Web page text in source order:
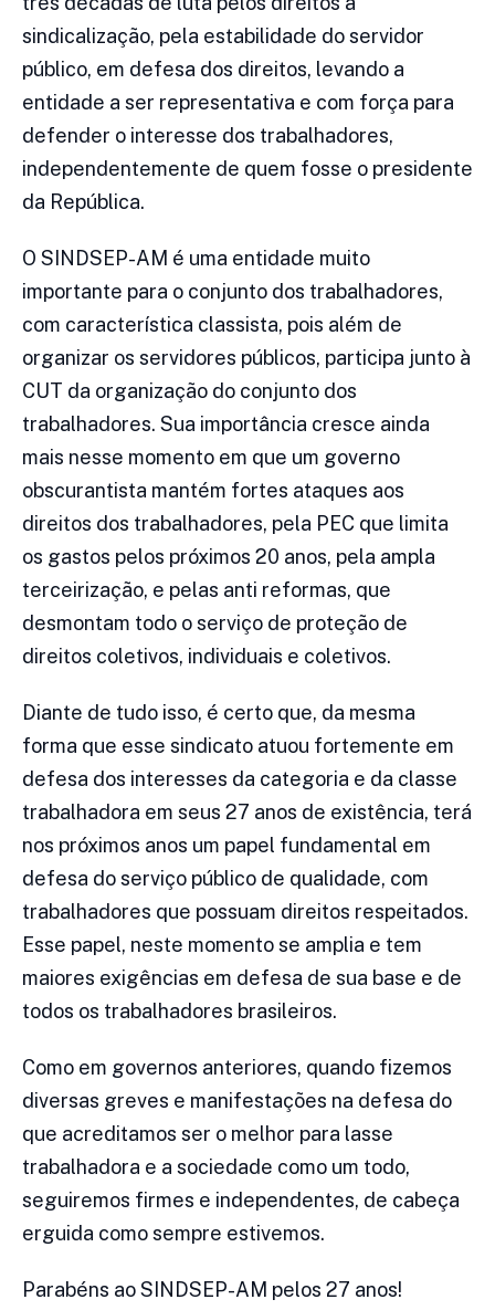
sindicalização, pela estabilidade do servidor
público, em defesa dos direitos, levando a
entidade a ser representativa e com força para
defender o interesse dos trabalhadores,
independentemente de quem fosse o presidente
da República.
O SINDSEP-AM é uma entidade muito
importante para o conjunto dos trabalhadores,
com característica classista, pois além de
organizar os servidores públicos, participa junto à
CUT da organização do conjunto dos
trabalhadores. Sua importância cresce ainda
mais nesse momento em que um governo
obscurantista mantém fortes ataques aos
direitos dos trabalhadores, pela PEC que limita
os gastos pelos próximos 20 anos, pela ampla
terceirização, e pelas anti reformas, que
desmontam todo o serviço de proteção de
direitos coletivos, individuais e coletivos.
Diante de tudo isso, é certo que, da mesma
forma que esse sindicato atuou fortemente em
defesa dos interesses da categoria e da classe
trabalhadora em seus 27 anos de existência, terá
nos próximos anos um papel fundamental em
defesa do serviço público de qualidade, com
trabalhadores que possuam direitos respeitados.
Esse papel, neste momento se amplia e tem
maiores exigências em defesa de sua base e de
todos os trabalhadores brasileiros.
Como em governos anteriores, quando fizemos
diversas greves e manifestações na defesa do
que acreditamos ser o melhor para lasse
trabalhadora e a sociedade como um todo,
seguiremos firmes e independentes, de cabeça
erguida como sempre estivemos.
Parabéns ao SINDSEP-AM pelos 27 anos!